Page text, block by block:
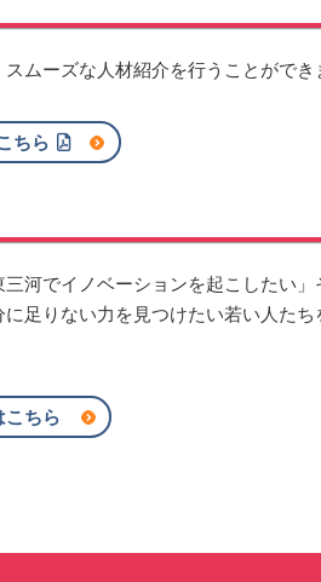
ムーズな人材紹介を行うことができ
ちら
河でイノベーションを起こしたい」
足りない力を見つけたい若い人たち
こちら